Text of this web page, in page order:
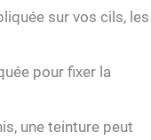
sur vos cils, les
pour fixer la
une teinture peut